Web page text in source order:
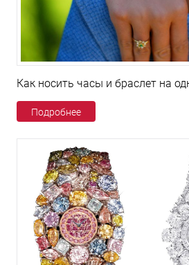
Как носить часы и браслет на
Подробнее